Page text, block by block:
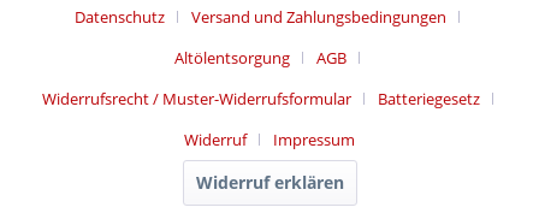
Datenschutz
Versand und Zahlungsbedingungen
Altölentsorgung
AGB
Widerrufsrecht / Muster-Widerrufsformular
Batteriegesetz
Widerruf
Impressum
Widerruf erklären